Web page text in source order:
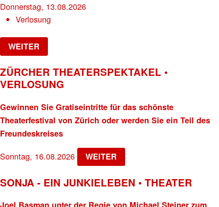
Donnerstag, 13.08.2026
Verlosung
WEITER
ZÜRCHER THEATERSPEKTAKEL •
VERLOSUNG
Gewinnen Sie Gratiseintritte für das schönste
Theaterfestival von Zürich oder werden Sie ein Teil des
Freundeskreises
Sonntag, 16.08.2026 WEITER
SONJA - EIN JUNKIELEBEN • THEATER